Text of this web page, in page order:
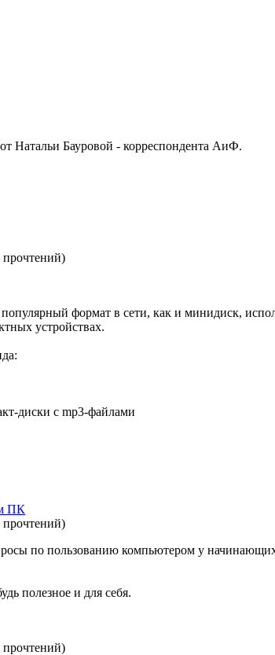
Натальи Бауровой - корреспондента АиФ.
прочтений)
формат в сети, как и минидиск,
устройствах.
диски с mp3-файлами
ПК
прочтений)
по пользованию компьютером у
полезное и для себя.
прочтений)